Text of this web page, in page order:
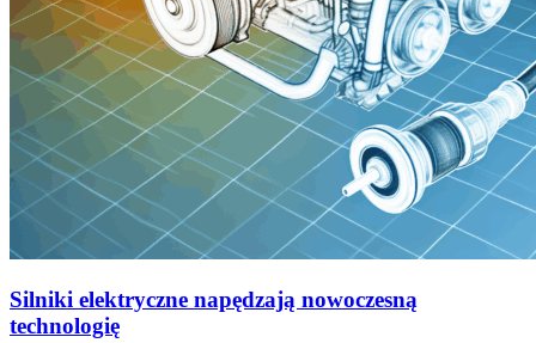
Silniki elektryczne napędzają nowoczesną
technologię